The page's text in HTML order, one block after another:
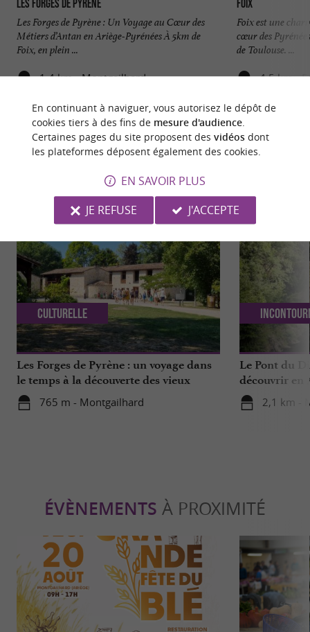
Les Forges de Pyrène
Les Forges de Pyrène : Un Voyage au Cœur des
Métiers d’Antan en Ariège-Pyrénées À 5km de
Foix, en plein ...
1,4 km - Montgailhard
Foix
Foix est une
cœur des
de Toulouse. ...
4,5 km -
NOUS AVONS TESTÉPOUR VOUS
Les Forges de Pyrène : un voyage dans
le temps à la découverte des vieux
métiers
765 m - Montgailhard
Culturelle
Le Pont du
découvrir en
2,1 km -
ÉVÈNEMENTS À PROXIMITÉ
En continuant à naviguer, vous autorisez le dépôt de
cookies tiers à des fins de mesure d'audience.
Certaines pages du site proposent des vidéosdont
les plateformes déposent également des cookies.
EN SAVOIR PLUS
JE REFUSE
J'ACCEPTE